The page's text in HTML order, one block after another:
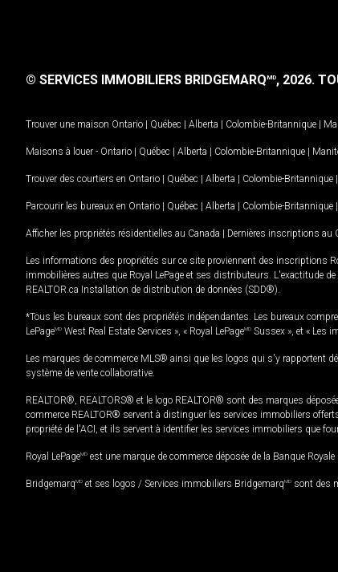
© SERVICES IMMOBILIERS BRIDGEMARQMD, 2026.
Trouver une maison Ontario | Québec | Alberta | Colombie-Britannique |
Maisons à louer - Ontario | Québec | Alberta | Colombie-Britannique |
Trouver des courtiers en Ontario | Québec | Alberta | Colombie-Britannique |
Parcourir les bureaux en Ontario | Québec | Alberta | Colombie-Britannique |
Afficher les propriétés résidentielles au Canada | Dernières inscriptions au
Les informations des propriétés sur ce site proviennent des inscriptions
immobilières autres que Royal LePage et ses distributeurs. L'exactitude
REALTOR.ca Installation de distribution de données (SDD®).
*Tous les bureaux sont des propriétés indépendantes. Les bureaux
LePageMD West Real Estate Services », « Royal LePageMD Sussex », et « Les
Les marques de commerce MLS® ainsi que les logos qui s'y rapportent
système de vente collaborative.
REALTOR®, REALTORS® et le logo REALTOR® sont des marques
commerce REALTOR® servent à distinguer les services immobiliers
propriété de l'ACI, et ils servent à identifier les services immobiliers que
Royal LePageMD est une marque de commerce déposée de la Banque
BridgemarqMD et ses logos / Services immobiliers BridgemarqMD sont des